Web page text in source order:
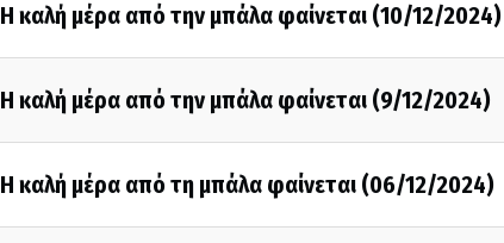
Η καλή μέρα από την μπάλα φαίνεται (10/12/2024)
Η καλή μέρα από την μπάλα φαίνεται (9/12/2024)
Η καλή μέρα από τη μπάλα φαίνεται (06/12/2024)